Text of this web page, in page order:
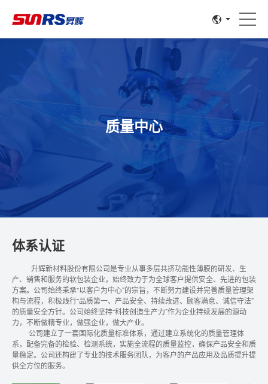
质量中心
体系认证
升辉新材料股份有限公司是专业从事多层共挤功能性薄膜的研发、生
产、销售和服务的软包装企业，始终致力于为全球客户提供安全、先进的包装
方案。公司始终秉承“以客户为中心”的宗旨，不断努力建设并完善质量管理架
构与流程，积极践行“品质第一、产品安全、持续改进、顾客满意、诚信守法”
的质量安全方针。公司始终坚持“科技创造生产力”作为企业持续发展的源动
力，不断做精专业，做强企业，做大产业。
公司建立了一套国际化质量标准体系，通过建立系统化的质量管理体
系，配备完备的检验、检测系统，实施全流程的质量监控，确保产品安全和质
量稳定。公司还构建了专业的技术服务团队，为客户的产品应用及品质提升提
供全方位的服务。